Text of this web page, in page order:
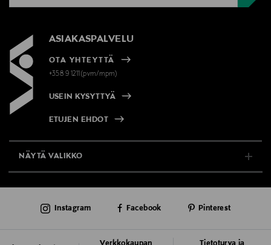
ASIAKASPALVELU
OTA YHTEYTTÄ
+358 9 1211(pvm/mpm)
USEIN KYSYTTYÄ
ETUJEN EHDOT
NÄYTÄ VALIKKO
AJANKOHTAISTA
Instagram Facebook Pinterest